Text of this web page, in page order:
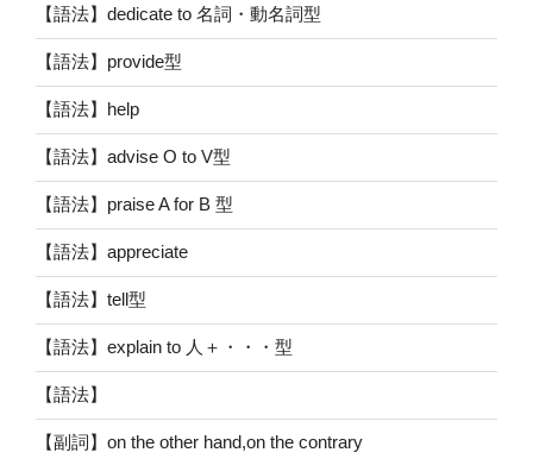
【語法】dedicate to 名詞・動名詞型
【語法】provide型
【語法】help
【語法】advise O to V型
【語法】praise A for B 型
【語法】appreciate
【語法】tell型
【語法】explain to 人＋・・・型
【語法】
【副詞】on the other hand,on the contrary